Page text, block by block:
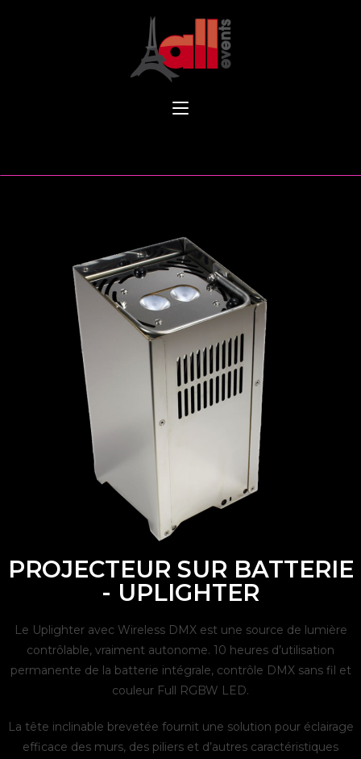
PROJECTEUR SUR BATTERIE
- UPLIGHTER
Le Uplighter avec Wireless DMX est une source de lumière
contrôlable, vraiment autonome. 10 heures d’utilisation
permanente de la batterie intégrale, contrôle DMX sans fil et
couleur Full RGBW LED.
La tête inclinable brevetée fournit une solution pour éclairage
efficace des murs, des piliers et d’autres caractéristiques